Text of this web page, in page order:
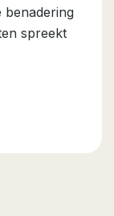
benadering
spreekt